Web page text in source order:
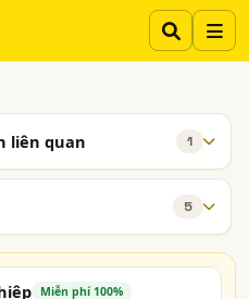
liên quan 1
5
Bình Dương
Miễn phí 100%